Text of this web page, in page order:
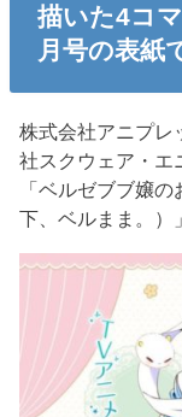
描いた4コ
月号の表紙
株式会社アニプレ
社スクウェア・エ
「ベルゼブブ嬢
下、ベルまま。）